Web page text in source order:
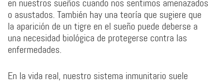
en nuestros sueños cuando nos sentimos amenazados
o asustados. También hay una teoría que sugiere que
la aparición de un tigre en el sueño puede deberse a
una necesidad biológica de protegerse contra las
enfermedades.
En la vida real, nuestro sistema inmunitario suele